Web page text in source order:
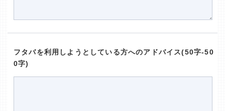
フタバを利用しようとしている方へのアドバイス(50字-50
0字)